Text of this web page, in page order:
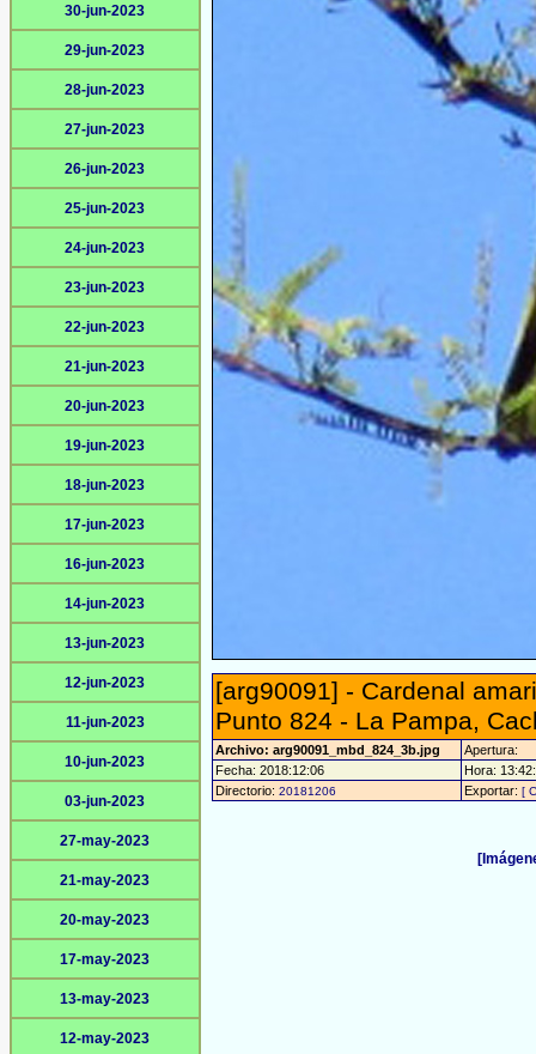
30-jun-2023
29-jun-2023
28-jun-2023
27-jun-2023
26-jun-2023
25-jun-2023
24-jun-2023
23-jun-2023
22-jun-2023
21-jun-2023
20-jun-2023
19-jun-2023
18-jun-2023
17-jun-2023
16-jun-2023
14-jun-2023
13-jun-2023
12-jun-2023
11-jun-2023
10-jun-2023
03-jun-2023
27-may-2023
21-may-2023
20-may-2023
17-may-2023
13-may-2023
12-may-2023
[arg90091] - Cardenal
Punto 824 - La Pampa,
Archivo: arg90091_mbd_824_3b.jpg
Apertura:
Fecha: 2018:12:06
Hora:
Directorio: 20181206 Exportar: [